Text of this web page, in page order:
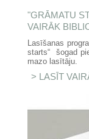
"GRĀMATU
VAIRĀK
Lasīšanas
starts“ šogad
mazo lasītāju.
LASĪT